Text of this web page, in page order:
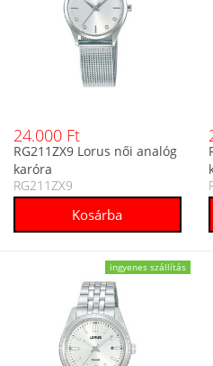
24.000 Ft
RG211ZX9 Lorus női analóg
karóra
RG211ZX9
ingyenes szállítás